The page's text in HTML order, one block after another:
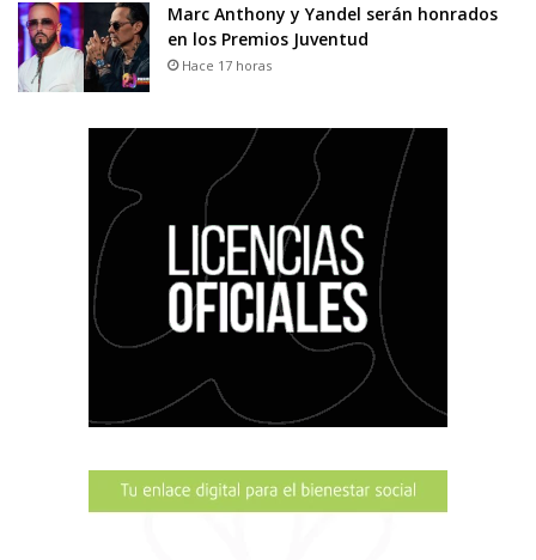
Marc Anthony y Yandel serán honrados
en los Premios Juventud
Hace 17 horas